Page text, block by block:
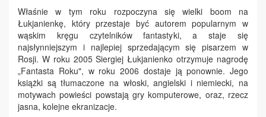
Właśnie w tym roku rozpoczyna się wielki boom na
Łukjanienkę, który przestaje być autorem popularnym w
wąskim kręgu czytelników fantastyki, a staje się
najsłynniejszym i najlepiej sprzedającym się pisarzem w
Rosji. W roku 2005 Siergiej Łukjanienko otrzymuje nagrodę
„Fantasta Roku", w roku 2006 dostaje ją ponownie. Jego
książki są tłumaczone na włoski, angielski i niemiecki, na
motywach powieści powstają gry komputerowe, oraz, rzecz
jasna, kolejne ekranizacje.